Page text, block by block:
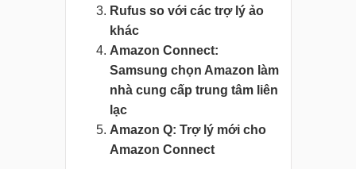
Rufus so với các trợ lý ảo
khác
Amazon Connect:
Samsung chọn Amazon làm
nhà cung cấp trung tâm liên
lạc
Amazon Q: Trợ lý mới cho
Amazon Connect